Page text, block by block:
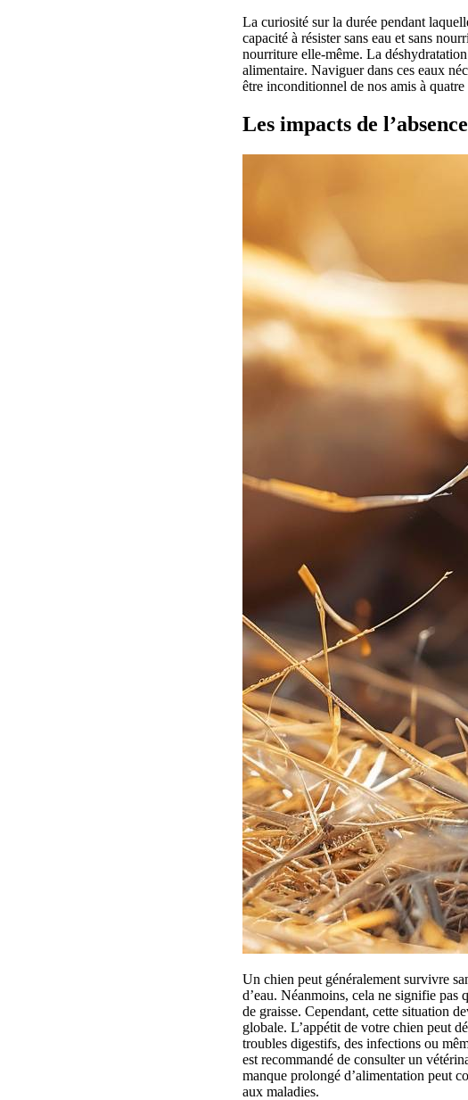
La curiosité sur la durée pendant
capacité à résister sans eau et sans
nourriture elle-même. La
alimentaire. Naviguer dans ces eaux
être inconditionnel de nos amis à quatre
Les impacts de
Un chien peut généralement survivre
d’eau. Néanmoins, cela ne signifie pas
de graisse. Cependant, cette situation
globale. L’appétit de votre chien peut
troubles digestifs, des infections ou
est recommandé de consulter un
manque prolongé d’alimentation peut
aux maladies.